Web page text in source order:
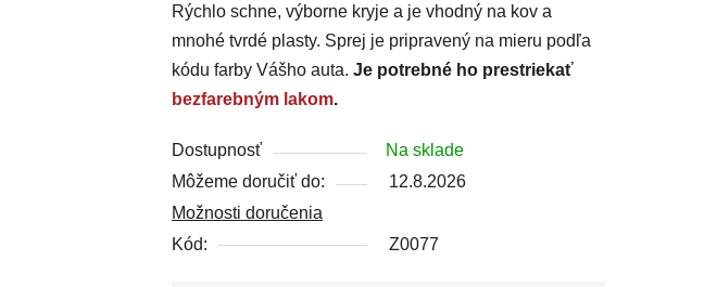
hviezdičiek.
Rýchlo schne, výborne kryje a je vhodný na kov a
mnohé tvrdé plasty. Sprej je pripravený na mieru podľa
kódu farby Vášho auta. Je potrebné ho prestriekať
bezfarebným lakom.
Dostupnosť
Na sklade
Môžeme doručiť do:
12.8.2026
Možnosti doručenia
Kód:
Z0077